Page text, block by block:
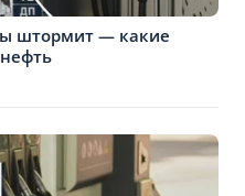
штормит — какие